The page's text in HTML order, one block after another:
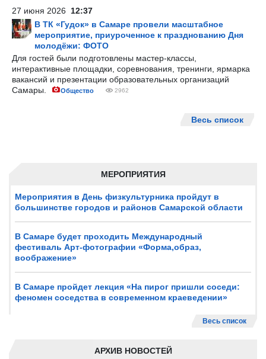
МЕРОПРИЯТИЯ
Мероприятия в День физкультурника пройдут в
большинстве городов и районов Самарской области
В Самаре будет проходить Международный
фестиваль Арт-фотографии «Форма,образ,
воображение»
В Самаре пройдет лекция «На пирог пришли соседи:
феномен соседства в современном краеведении»
Весь список
АРХИВ НОВОСТЕЙ
27 июня 2026 12:37
В ТК «Гудок» в Самаре провели масштабное
мероприятие, приуроченное к празднованию Дня
молодёжи: ФОТО
Для гостей были подготовлены мастер-классы,
интерактивные площадки, соревнования, тренинги, ярмарка
вакансий и презентации образовательных организаций
Самары.
Общество 2962
Весь список